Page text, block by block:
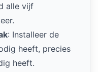
alle vijf
: Installeer de
heeft, precies
heeft.